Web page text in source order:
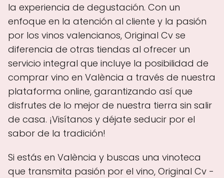
la experiencia de degustación. Con un
enfoque en la atención al cliente y la pasión
por los vinos valencianos, Original Cv se
diferencia de otras tiendas al ofrecer un
servicio integral que incluye la posibilidad de
comprar vino en València a través de nuestra
plataforma online, garantizando así que
disfrutes de lo mejor de nuestra tierra sin salir
de casa. ¡Visítanos y déjate seducir por el
sabor de la tradición!
Si estás en València y buscas una vinoteca
que transmita pasión por el vino, Original Cv -